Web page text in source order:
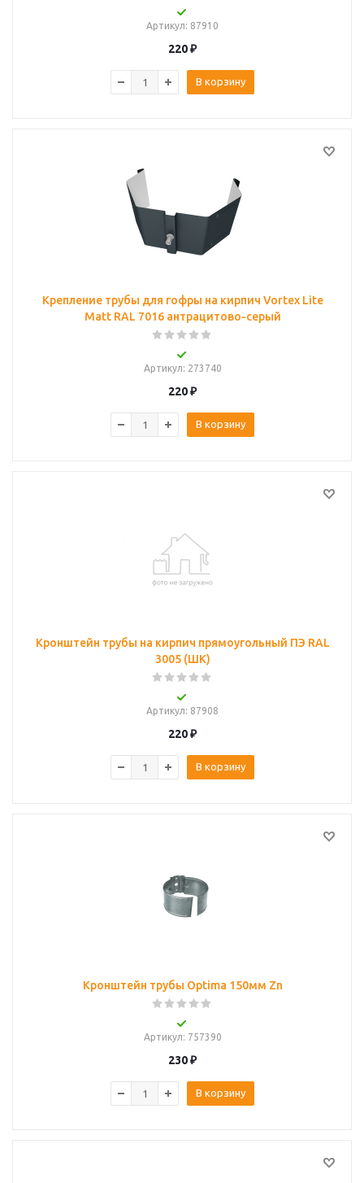
Артикул: 87910
220₽
В корзину
Крепление трубы для гофры на кирпич Vortex Lite
Matt RAL 7016 антрацитово-серый
Артикул: 273740
220₽
В корзину
Кронштейн трубы на кирпич прямоугольный ПЭ RAL
3005 (ШК)
Артикул: 87908
220₽
В корзину
Кронштейн трубы Optima 150мм Zn
Артикул: 757390
230₽
В корзину